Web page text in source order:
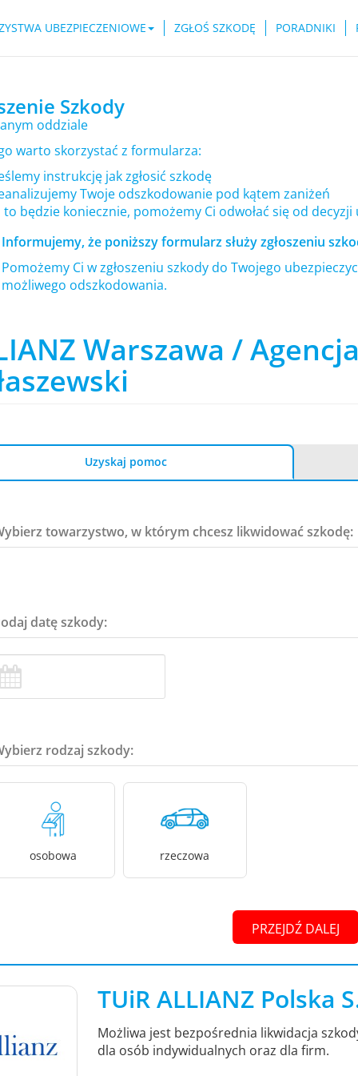
UBEZPIECZENIOWE ZGŁOŚ SZKODĘ PORADNIKI
Szkody
oddziale
warto skorzystać z formularza:
instrukcję jak zgłosić szkodę
Twoje odszkodowanie pod kątem zaniżeń
będzie koniecznie, pomożemy Ci odwołać się od decyzji
Informujemy, że poniższy formularz służy zgłoszeniu
Pomożemy Ci w zgłoszeniu szkody do Twojego
możliwego odszkodowania.
Warszawa /
Uzyskaj pomoc
towarzystwo, w którym chcesz likwidować szkodę:
datę szkody:
rodzaj szkody:
osobowa rzeczowa
PRZEJDŹ DALEJ
TUiR ALLIANZ Polska
Możliwa jest bezpośrednia likwidacja
dla osób indywidualnych oraz dla firm.